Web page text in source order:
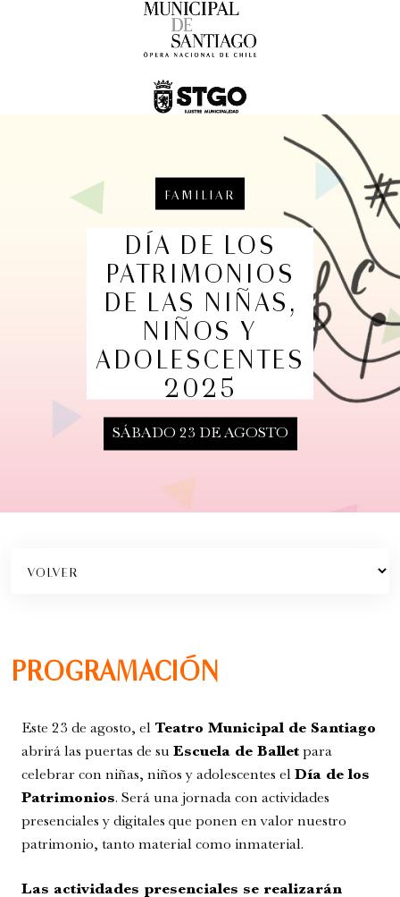
Festival Internacional de la Guitarra
Romeo y Julieta | 2026
29 de agosto de 2026
FAMILIAR
DÍA DE LOS
PATRIMONIOS
DE LAS NIÑAS,
NIÑOS Y
ADOLESCENTES
2025
SÁBADO 23 DE AGOSTO
PROGRAMACIÓN
Este 23 de agosto, el Teatro Municipal de Santiago
abrirá las puertas de su Escuela de Ballet para
celebrar con niñas, niños y adolescentes el Día de los
Patrimonios. Será una jornada con actividades
presenciales y digitales que ponen en valor nuestro
patrimonio, tanto material como inmaterial.
Las actividades presenciales se realizarán